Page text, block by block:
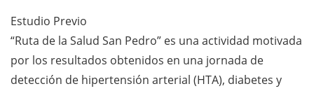
Estudio Previo
“Ruta de la Salud San Pedro” es una actividad motivada
por los resultados obtenidos en una jornada de
detección de hipertensión arterial (HTA), diabetes y